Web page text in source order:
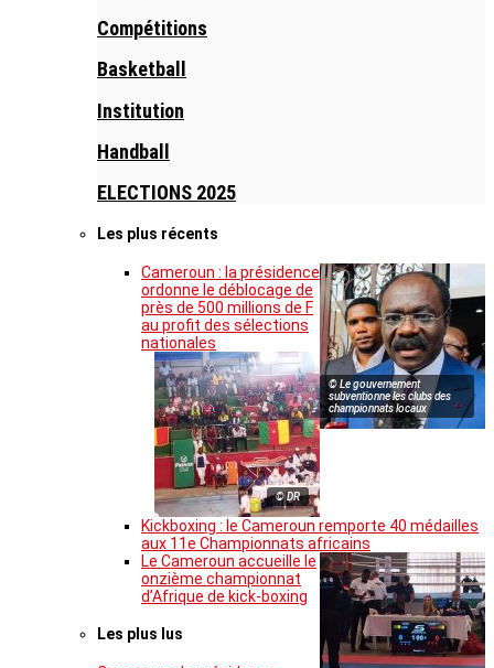
Compétitions
Basketball
Institution
Handball
ELECTIONS 2025
Les plus récents
© Le gouvernement
subventionne les clubs des
championnats locaux
Cameroun : la présidence
ordonne le déblocage de
près de 500 millions de F
au profit des sélections
nationales
© DR
Kickboxing : le Cameroun remporte 40 médailles
aux 11e Championnats africains
Le Cameroun accueille le
onzième championnat
d’Afrique de kick-boxing
Les plus lus